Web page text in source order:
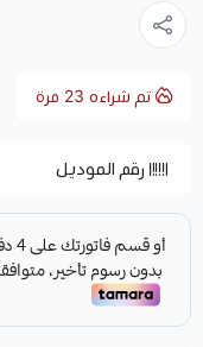
تم شراءه 23 مرة
رقم الموديل